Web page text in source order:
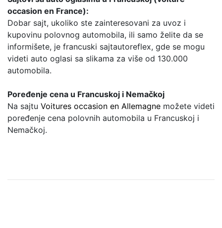
occasion en France):
Dobar sajt, ukoliko ste zainteresovani za uvoz i
kupovinu polovnog automobila, ili samo želite da se
informišete, je francuski sajtautoreflex, gde se mogu
videti auto oglasi sa slikama za više od 130.000
automobila.
Poređenje cena u Francuskoj i Nemačkoj
Na sajtu Voitures occasion en Allemagne možete videti
poređenje cena polovnih automobila u Francuskoj i
Nemačkoj.